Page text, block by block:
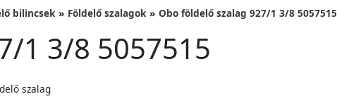
bilincsek Földelő szalagok Obo földelő szalag 927/1 3/8 5057515
1 3/8 5057515
szalag